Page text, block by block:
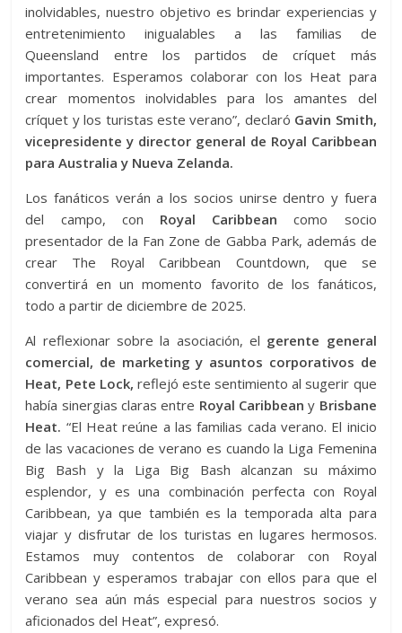
inolvidables, nuestro objetivo es brindar experiencias y
entretenimiento inigualables a las familias de
Queensland entre los partidos de críquet más
importantes. Esperamos colaborar con los Heat para
crear momentos inolvidables para los amantes del
críquet y los turistas este verano”, declaró Gavin Smith,
vicepresidente y director general de Royal Caribbean
para Australia y Nueva Zelanda.
Los fanáticos verán a los socios unirse dentro y fuera
del campo, con Royal Caribbean como socio
presentador de la Fan Zone de Gabba Park, además de
crear The Royal Caribbean Countdown, que se
convertirá en un momento favorito de los fanáticos,
todo a partir de diciembre de 2025.
Al reflexionar sobre la asociación, el gerente general
comercial, de marketing y asuntos corporativos de
Heat, Pete Lock, reflejó este sentimiento al sugerir que
había sinergias claras entre Royal Caribbean y Brisbane
Heat. “El Heat reúne a las familias cada verano. El inicio
de las vacaciones de verano es cuando la Liga Femenina
Big Bash y la Liga Big Bash alcanzan su máximo
esplendor, y es una combinación perfecta con Royal
Caribbean, ya que también es la temporada alta para
viajar y disfrutar de los turistas en lugares hermosos.
Estamos muy contentos de colaborar con Royal
Caribbean y esperamos trabajar con ellos para que el
verano sea aún más especial para nuestros socios y
aficionados del Heat”, expresó.